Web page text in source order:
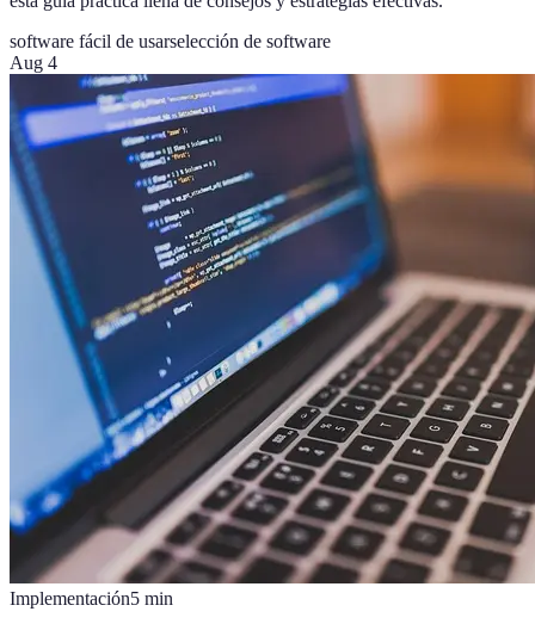
software fácil de usarselección de software
Aug 4
Implementación5 min